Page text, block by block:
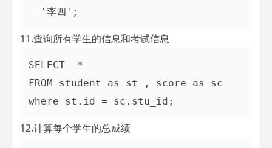
11.查询所有学生的信息和考试信息
SELECT  *
FROM student as st , score as sc
12.计算每个学生的总成绩